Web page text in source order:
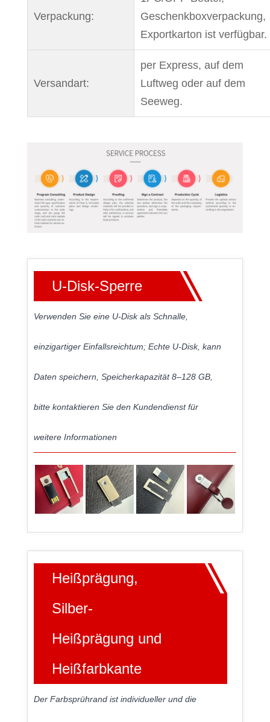
Verpackung:
Geschenkboxverpackung,
Exportkarton ist verfügbar.
Versandart:
per Express, auf dem
Luftweg oder auf dem
Seeweg.
U-Disk-Sperre
Verwenden Sie eine U-Disk als Schnalle,
einzigartiger Einfallsreichtum; Echte U-Disk, kann
Daten speichern, Speicherkapazität 8–128 GB,
bitte kontaktieren Sie den Kundendienst für
weitere Informationen
Heißprägung,
Silber-
Heißprägung und
Heißfarbkante
Der Farbsprührand ist individueller und die